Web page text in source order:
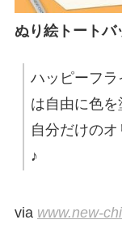
ぬり絵トート
ハッピーフ
は自由に色を
自分だけの
♪
via www.new-